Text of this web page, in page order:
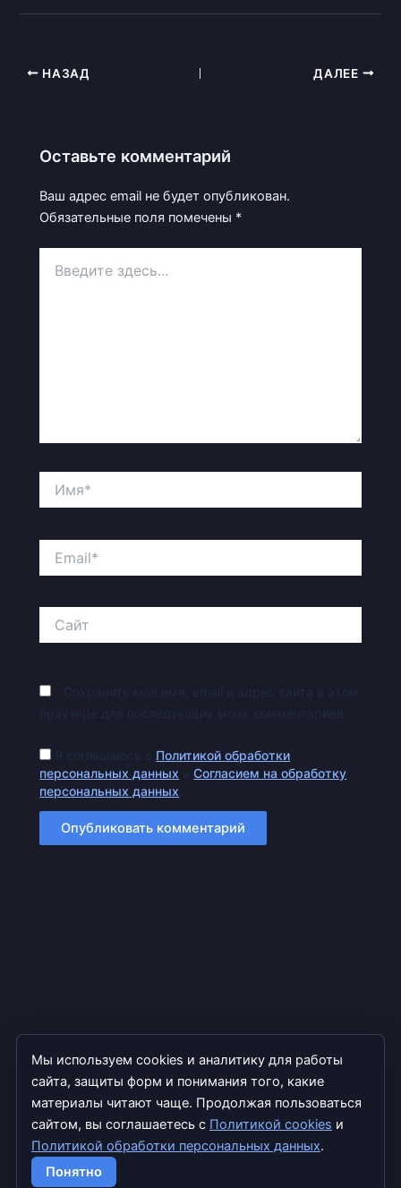
НАЗАД ДАЛЕЕ
Оставьте комментарий
Ваш адрес email не будет опубликован.
Обязательные поля помечены *
здесь...
Политикой обработки
персональных данных иСогласием на обработку
персональных данных
Мы используем cookies и аналитику для работы
сайта, защиты форм и понимания того, какие
материалы читают чаще. Продолжая пользоваться
сайтом, вы соглашаетесь с Политикой cookies и
Политикой обработки персональных данных.
Понятно